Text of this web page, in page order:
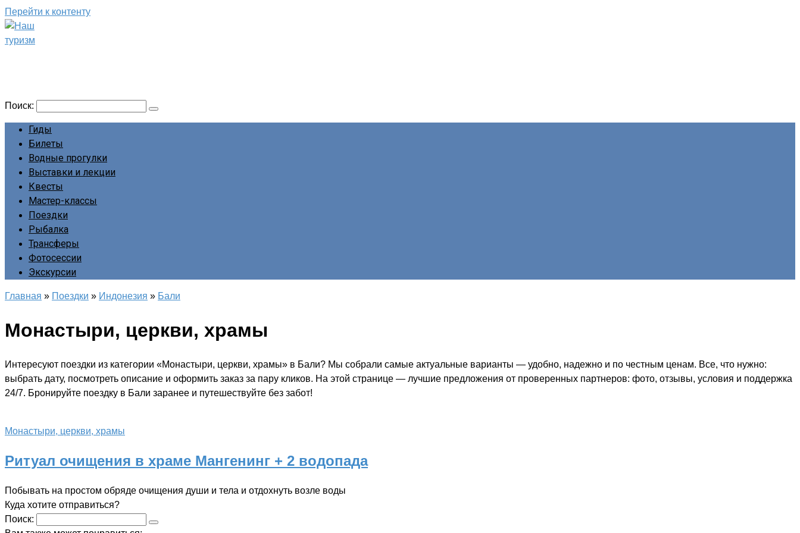
Перейти к контенту
Поиск:
Гиды
Билеты
Водные прогулки
Выставки и лекции
Квесты
Мастер-классы
Поездки
Рыбалка
Трансферы
Фотосессии
Экскурсии
Главная » Поездки » Индонезия » Бали
Монастыри, церкви, храмы
Интересуют поездки из категории «Монастыри, церкви, храмы» в Бали? Мы собрали самые актуальные варианты — удобно, надежно и по честным ценам. Все, что нужно:
выбрать дату, посмотреть описание и оформить заказ за пару кликов. На этой странице — лучшие предложения от проверенных партнеров: фото, отзывы, условия и поддержка
24/7. Бронируйте поездку в Бали заранее и путешествуйте без забот!
Монастыри, церкви, храмы
Ритуал очищения в храме Мангенинг + 2 водопада
Побывать на простом обряде очищения души и тела и отдохнуть возле воды
Куда хотите отправиться?
Поиск: